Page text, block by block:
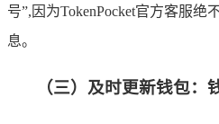
号”,因为TokenPocket官方客服
息。
（三）及时更新钱包：